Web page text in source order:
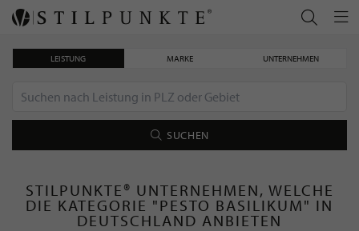
LEISTUNG MARKE UNTERNEHMEN
SUCHEN
STILPUNKTE® UNTERNEHMEN, WELCHE
DIE KATEGORIE "PESTO BASILIKUM" IN
DEUTSCHLAND ANBIETEN